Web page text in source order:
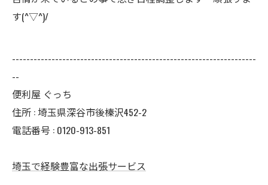
す(^▽^)/
--------------------------------------------------------------------
--
便利屋 ぐっち
住所 : 埼玉県深谷市後榛沢452-2
電話番号 : 0120-913-851
埼玉で経験豊富な出張サービス